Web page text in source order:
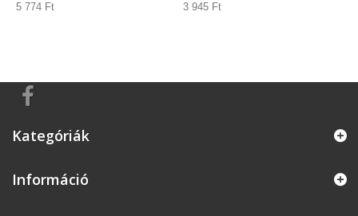
5 774 Ft‎ 3 945 Ft‎
Kategóriák
Információ